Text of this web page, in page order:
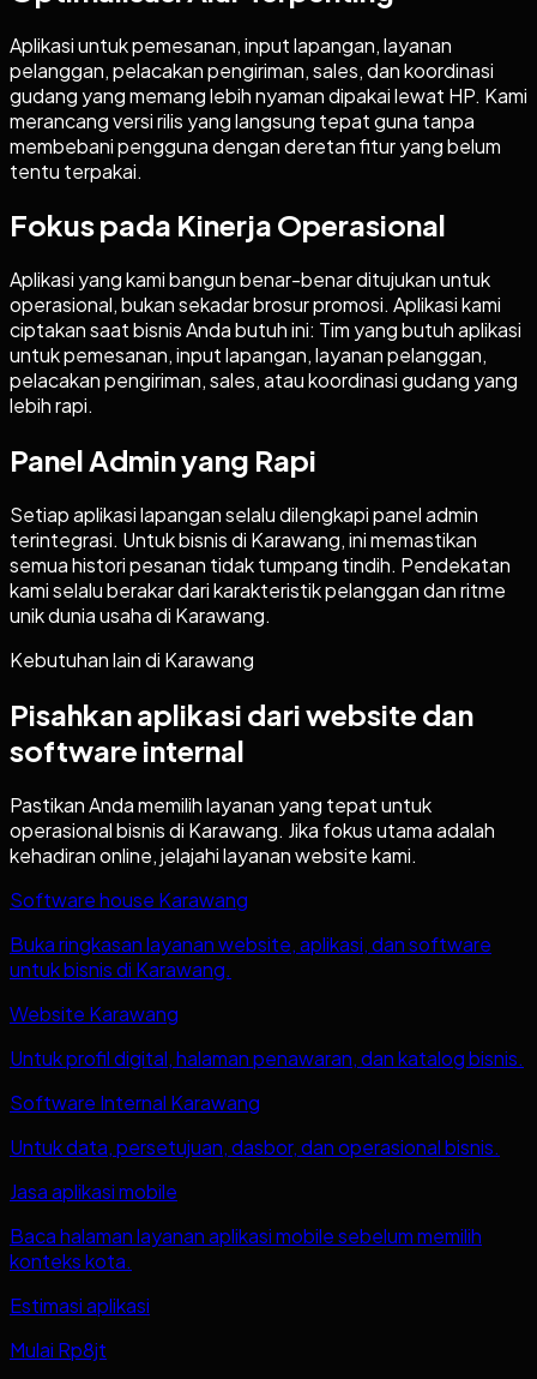
Aplikasi untuk pemesanan, input lapangan, layanan
pelanggan, pelacakan pengiriman, sales, dan koordinasi
gudang yang memang lebih nyaman dipakai lewat HP. Kami
merancang versi rilis yang langsung tepat guna tanpa
membebani pengguna dengan deretan fitur yang belum
tentu terpakai.
Fokus pada Kinerja Operasional
Aplikasi yang kami bangun benar-benar ditujukan untuk
operasional, bukan sekadar brosur promosi. Aplikasi kami
ciptakan saat bisnis Anda butuh ini: Tim yang butuh aplikasi
untuk pemesanan, input lapangan, layanan pelanggan,
pelacakan pengiriman, sales, atau koordinasi gudang yang
lebih rapi.
Panel Admin yang Rapi
Setiap aplikasi lapangan selalu dilengkapi panel admin
terintegrasi. Untuk bisnis di Karawang, ini memastikan
semua histori pesanan tidak tumpang tindih. Pendekatan
kami selalu berakar dari karakteristik pelanggan dan ritme
unik dunia usaha di Karawang.
Kebutuhan lain di Karawang
Pisahkan aplikasi dari website dan
software internal
Pastikan Anda memilih layanan yang tepat untuk
operasional bisnis di Karawang. Jika fokus utama adalah
kehadiran online, jelajahi layanan website kami.
Software house Karawang
Buka ringkasan layanan website, aplikasi, dan software
untuk bisnis di Karawang.
Website Karawang
Untuk profil digital, halaman penawaran, dan katalog bisnis.
Software Internal Karawang
Untuk data, persetujuan, dasbor, dan operasional bisnis.
Jasa aplikasi mobile
Baca halaman layanan aplikasi mobile sebelum memilih
konteks kota.
Estimasi aplikasi
Mulai Rp8jt